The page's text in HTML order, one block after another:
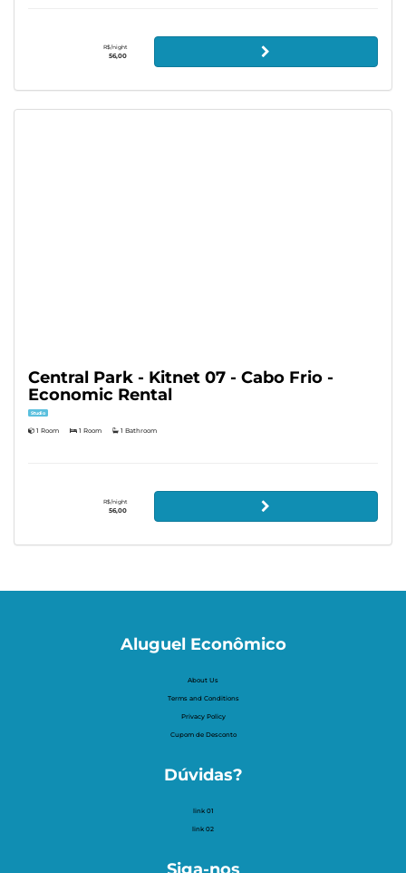
R$/night
56,00
Central Park - Kitnet 07 - Cabo Frio -
Economic Rental
Studio
1 Room 1 Room 1 Bathroom
R$/night
56,00
Aluguel Econômico
About Us
Terms and Conditions
Privacy Policy
Cupom de Desconto
Dúvidas?
link 01
link 02